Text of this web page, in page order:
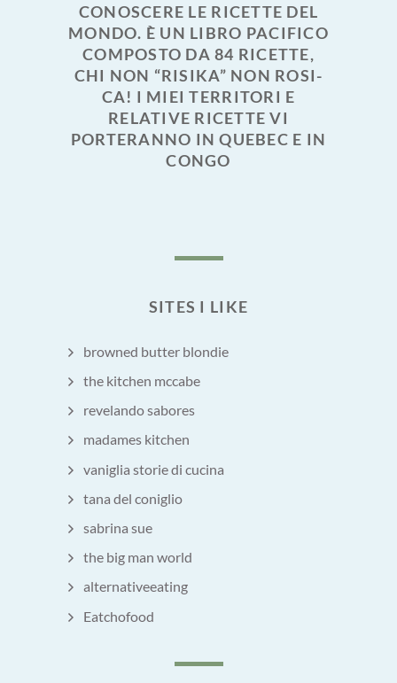
CONOSCERE LE RICETTE DEL
MONDO. È UN LIBRO PACIFICO
COMPOSTO DA 84 RICETTE,
CHI NON “RISIKA” NON ROSI-
CA! I MIEI TERRITORI E
RELATIVE RICETTE VI
PORTERANNO IN QUEBEC E IN
CONGO
SITES I LIKE
browned butter blondie
the kitchen mccabe
revelando sabores
madames kitchen
vaniglia storie di cucina
tana del coniglio
sabrina sue
the big man world
alternativeeating
Eatchofood